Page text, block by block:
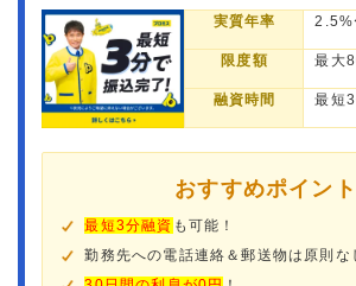
実質年率 2.5%
限度額 最大
融資時間 最短
おすすめポイント
最短3分融資 も可能！
勤務先への電話連絡＆郵送物は原則な